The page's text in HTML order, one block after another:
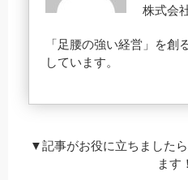
株式会
「足腰の強い経営」を創
しています。
▼記事がお役に立ちました
ます